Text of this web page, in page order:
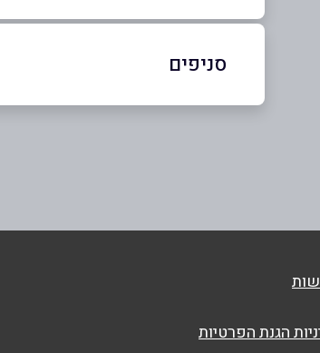
050-3061006
באתר
טלפון*
אנא חזרו אלי בקשר ל...
סניפים
הגנת הפרטיות